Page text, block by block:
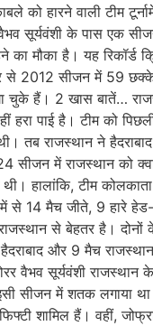
को हारने वाली टीम
सूर्यवंशी के पास एक
का मौका है। यह रिकॉर्ड
से 2012 सीजन में 59
हैं। 2 खास बातें…
हरा पाई है। टीम को
तब राजस्थान ने
सीजन में राजस्थान को
हालांकि, टीम
से 14 मैच जीते, 9 हारे हेड-
राजस्थान से बेहतर है।
और 9 मैच
वैभव सूर्यवंशी राजस्थान
सीजन में शतक लगाया
शामिल हैं। वहीं,